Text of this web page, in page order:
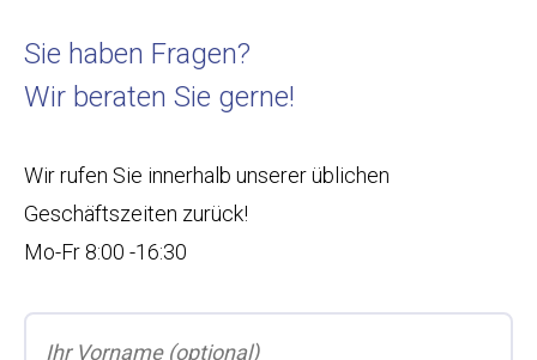
Sie haben Fragen?
Wir beraten Sie gerne!
Wir rufen Sie innerhalb unserer üblichen
Geschäftszeiten zurück!
Mo-Fr 8:00 -16:30